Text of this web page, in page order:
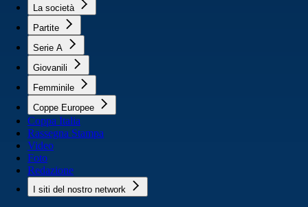
La società
Partite
Serie A
Giovanili
Femminile
Coppe Europee
Coppa Italia
Rassegna Stampa
Video
Foto
Redazione
I siti del nostro network